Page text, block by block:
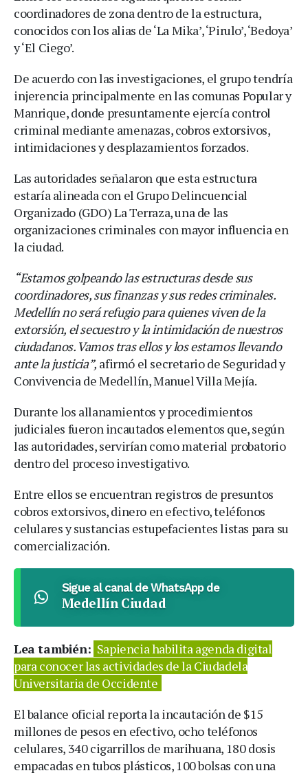
coordinadores de zona dentro de la estructura,
conocidos con los alias de ‘La Mika’, ‘Pirulo’, ‘Bedoya’
y ‘El Ciego’.
De acuerdo con las investigaciones, el grupo tendría
injerencia principalmente en las comunas Popular y
Manrique, donde presuntamente ejercía control
criminal mediante amenazas, cobros extorsivos,
intimidaciones y desplazamientos forzados.
Las autoridades señalaron que esta estructura
estaría alineada con el Grupo Delincuencial
Organizado (GDO) La Terraza, una de las
organizaciones criminales con mayor influencia en
la ciudad.
“Estamos golpeando las estructuras desde sus
coordinadores, sus finanzas y sus redes criminales.
Medellín no será refugio para quienes viven de la
extorsión, el secuestro y la intimidación de nuestros
ciudadanos. Vamos tras ellos y los estamos llevando
ante la justicia”, afirmó el secretario de Seguridad y
Convivencia de Medellín, Manuel Villa Mejía.
Durante los allanamientos y procedimientos
judiciales fueron incautados elementos que, según
las autoridades, servirían como material probatorio
dentro del proceso investigativo.
Entre ellos se encuentran registros de presuntos
cobros extorsivos, dinero en efectivo, teléfonos
celulares y sustancias estupefacientes listas para su
comercialización.
Sigue al canal de WhatsApp de
Medellín Ciudad
Lea también: Sapiencia habilita agenda digital
para conocer las actividades de la Ciudadela
Universitaria de Occidente
El balance oficial reporta la incautación de $15
millones de pesos en efectivo, ocho teléfonos
celulares, 340 cigarrillos de marihuana, 180 dosis
empacadas en tubos plásticos, 100 bolsas con una